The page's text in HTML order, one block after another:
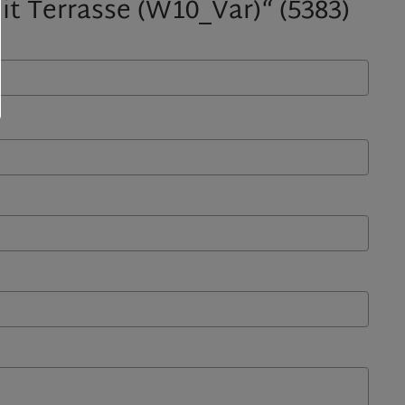
(W10_Var)“ (5383)